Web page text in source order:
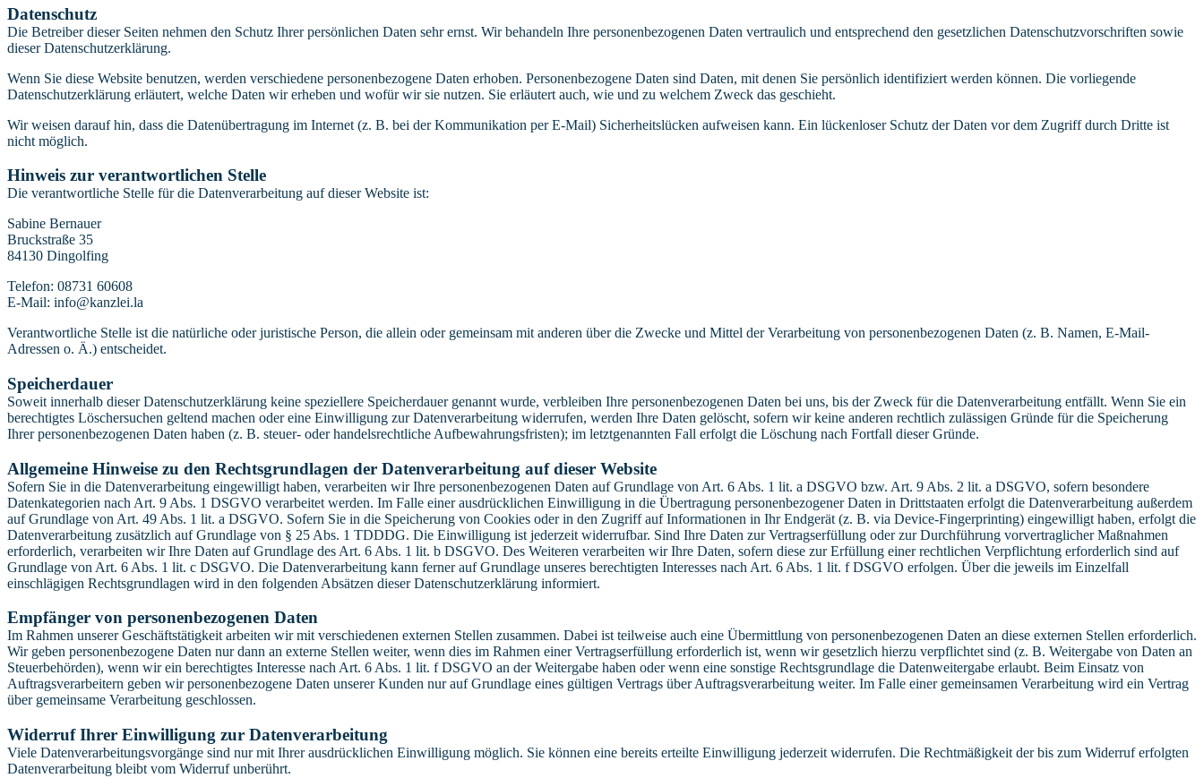
Datenschutz
Die Betreiber dieser Seiten nehmen den Schutz Ihrer persönlichen Daten sehr ernst. Wir behandeln Ihre personenbezogenen Daten vertraulich und entsprechend den gesetzlichen Datenschutzvorschriften sowie
dieser Datenschutzerklärung.
Wenn Sie diese Website benutzen, werden verschiedene personenbezogene Daten erhoben. Personenbezogene Daten sind Daten, mit denen Sie persönlich identifiziert werden können. Die vorliegende
Datenschutzerklärung erläutert, welche Daten wir erheben und wofür wir sie nutzen. Sie erläutert auch, wie und zu welchem Zweck das geschieht.
Wir weisen darauf hin, dass die Datenübertragung im Internet (z. B. bei der Kommunikation per E-Mail) Sicherheitslücken aufweisen kann. Ein lückenloser Schutz der Daten vor dem Zugriff durch Dritte ist
nicht möglich.
Hinweis zur verantwortlichen Stelle
Die verantwortliche Stelle für die Datenverarbeitung auf dieser Website ist:
Sabine Bernauer
Bruckstraße 35
84130 Dingolfing
Telefon: 08731 60608
E-Mail: info@kanzlei.la
Verantwortliche Stelle ist die natürliche oder juristische Person, die allein oder gemeinsam mit anderen über die Zwecke und Mittel der Verarbeitung von personenbezogenen Daten (z. B. Namen, E-Mail-
Adressen o. Ä.) entscheidet.
Speicherdauer
Soweit innerhalb dieser Datenschutzerklärung keine speziellere Speicherdauer genannt wurde, verbleiben Ihre personenbezogenen Daten bei uns, bis der Zweck für die Datenverarbeitung entfällt. Wenn Sie ein
berechtigtes Löschersuchen geltend machen oder eine Einwilligung zur Datenverarbeitung widerrufen, werden Ihre Daten gelöscht, sofern wir keine anderen rechtlich zulässigen Gründe für die Speicherung
Ihrer personenbezogenen Daten haben (z. B. steuer- oder handelsrechtliche Aufbewahrungsfristen); im letztgenannten Fall erfolgt die Löschung nach Fortfall dieser Gründe.
Allgemeine Hinweise zu den Rechtsgrundlagen der Datenverarbeitung auf dieser Website
Sofern Sie in die Datenverarbeitung eingewilligt haben, verarbeiten wir Ihre personenbezogenen Daten auf Grundlage von Art. 6 Abs. 1 lit. a DSGVO bzw. Art. 9 Abs. 2 lit. a DSGVO, sofern besondere
Datenkategorien nach Art. 9 Abs. 1 DSGVO verarbeitet werden. Im Falle einer ausdrücklichen Einwilligung in die Übertragung personenbezogener Daten in Drittstaaten erfolgt die Datenverarbeitung außerdem
auf Grundlage von Art. 49 Abs. 1 lit. a DSGVO. Sofern Sie in die Speicherung von Cookies oder in den Zugriff auf Informationen in Ihr Endgerät (z. B. via Device-Fingerprinting) eingewilligt haben, erfolgt die
Datenverarbeitung zusätzlich auf Grundlage von § 25 Abs. 1 TDDDG. Die Einwilligung ist jederzeit widerrufbar. Sind Ihre Daten zur Vertragserfüllung oder zur Durchführung vorvertraglicher Maßnahmen
erforderlich, verarbeiten wir Ihre Daten auf Grundlage des Art. 6 Abs. 1 lit. b DSGVO. Des Weiteren verarbeiten wir Ihre Daten, sofern diese zur Erfüllung einer rechtlichen Verpflichtung erforderlich sind auf
Grundlage von Art. 6 Abs. 1 lit. c DSGVO. Die Datenverarbeitung kann ferner auf Grundlage unseres berechtigten Interesses nach Art. 6 Abs. 1 lit. f DSGVO erfolgen. Über die jeweils im Einzelfall
einschlägigen Rechtsgrundlagen wird in den folgenden Absätzen dieser Datenschutzerklärung informiert.
Empfänger von personenbezogenen Daten
Im Rahmen unserer Geschäftstätigkeit arbeiten wir mit verschiedenen externen Stellen zusammen. Dabei ist teilweise auch eine Übermittlung von personenbezogenen Daten an diese externen Stellen erforderlich.
Wir geben personenbezogene Daten nur dann an externe Stellen weiter, wenn dies im Rahmen einer Vertragserfüllung erforderlich ist, wenn wir gesetzlich hierzu verpflichtet sind (z. B. Weitergabe von Daten an
Steuerbehörden), wenn wir ein berechtigtes Interesse nach Art. 6 Abs. 1 lit. f DSGVO an der Weitergabe haben oder wenn eine sonstige Rechtsgrundlage die Datenweitergabe erlaubt. Beim Einsatz von
Auftragsverarbeitern geben wir personenbezogene Daten unserer Kunden nur auf Grundlage eines gültigen Vertrags über Auftragsverarbeitung weiter. Im Falle einer gemeinsamen Verarbeitung wird ein Vertrag
über gemeinsame Verarbeitung geschlossen.
Widerruf Ihrer Einwilligung zur Datenverarbeitung
Viele Datenverarbeitungsvorgänge sind nur mit Ihrer ausdrücklichen Einwilligung möglich. Sie können eine bereits erteilte Einwilligung jederzeit widerrufen. Die Rechtmäßigkeit der bis zum Widerruf erfolgten
Datenverarbeitung bleibt vom Widerruf unberührt.